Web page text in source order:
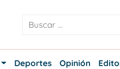
Deportes Opinión